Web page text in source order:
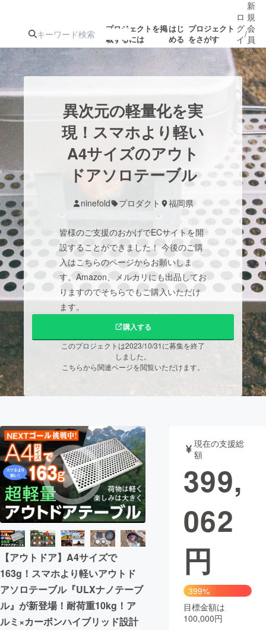
プロジェクトを掲
載するには
はじ
める
プロジェクト
をさがす
人気のプロ
ジェクト
注目のリ
ターン
注目の新着プロ
ジェクト
募集終了が近いプ
ロジェクト
もうすぐ公開
されます
アート・写真
ゲーム・
書籍・雑誌
ビジネス・起業 チャレンジ
まちづくり・地域活性化
CAMPFIRE for Social GoodCAMPFIRE Creation
CAMPFIREふるさと納税machi-yaコミュニティ
ロ
グ
イ
ン
/
新
規
会
員
登
録
異次元の軽量化を実
現！スマホより軽い
A4サイズのアウト
ドアソロテーブル
ninefold プロダクト 福岡県
皆様のご支援のおかげでECサイトを開
設することができました！ 今後のご購
入はこちらのページからお願いしま
す。Amazon、メルカリにも出品してお
りますのでそちらでもご購入いただけ
ます。
購入する
このプロジェクトは2023/10/31に募集を終了
しました。
こちらから関連ページを閲覧いただけます。
【アウトドア】A4サイズで
163g！スマホより軽いアウトド
アソロテーブル『ULXナノテーブ
ル』が新登場！耐荷重10kg！ア
ルミ×カーボンハイブリッド設計
現在の支援総
額
399,
062
円
399%
目標金額は
100,000円